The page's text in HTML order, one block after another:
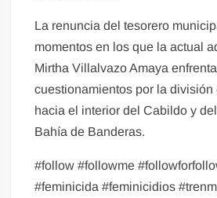
La renuncia del tesorero
momentos en los que la actual
Mirtha Villalvazo Amaya
cuestionamientos por la división
hacia el interior del Cabildo y
Bahía de Banderas.
#follow #followme
#feminicida #feminicidios